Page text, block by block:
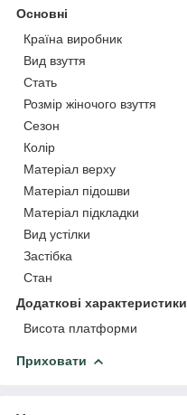
Основні
Країна виробник
Вид взуття
Стать
Розмір жіночого взуття
Сезон
Колір
Матеріал верху
Матеріал підошви
Матеріал підкладки
Вид устілки
Застібка
Стан
Додаткові характеристики
Висота платформи
Приховати